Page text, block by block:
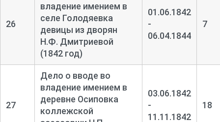
26
владение имением в
селе Голодяевка
девицы из дворян
Н.Ф. Дмитриевой
(1842 год)
01.06.1842
-
06.04.1844
7
27
Дело о вводе во
владение имением в
деревне Осиповка
коллежской
03.06.1842
-
11.11.1842
18